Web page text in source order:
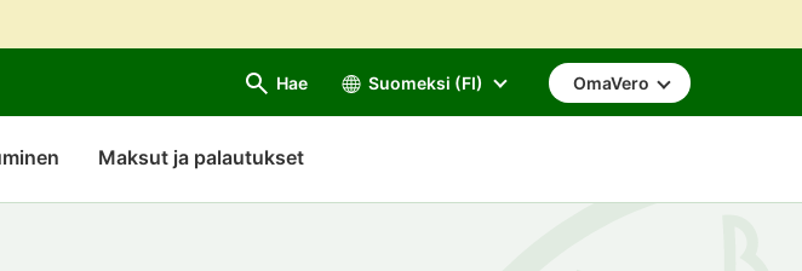
Hae Suomeksi (FI) OmaVero
Maksut ja palautukset